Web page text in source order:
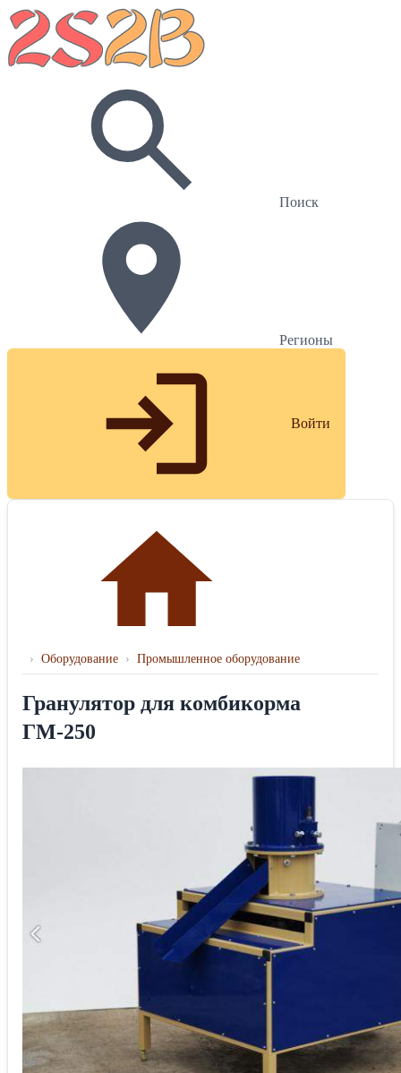
Поиск
Регионы
Войти
› Оборудование › Промышленное оборудование
Гранулятор для комбикорма
ГМ-250